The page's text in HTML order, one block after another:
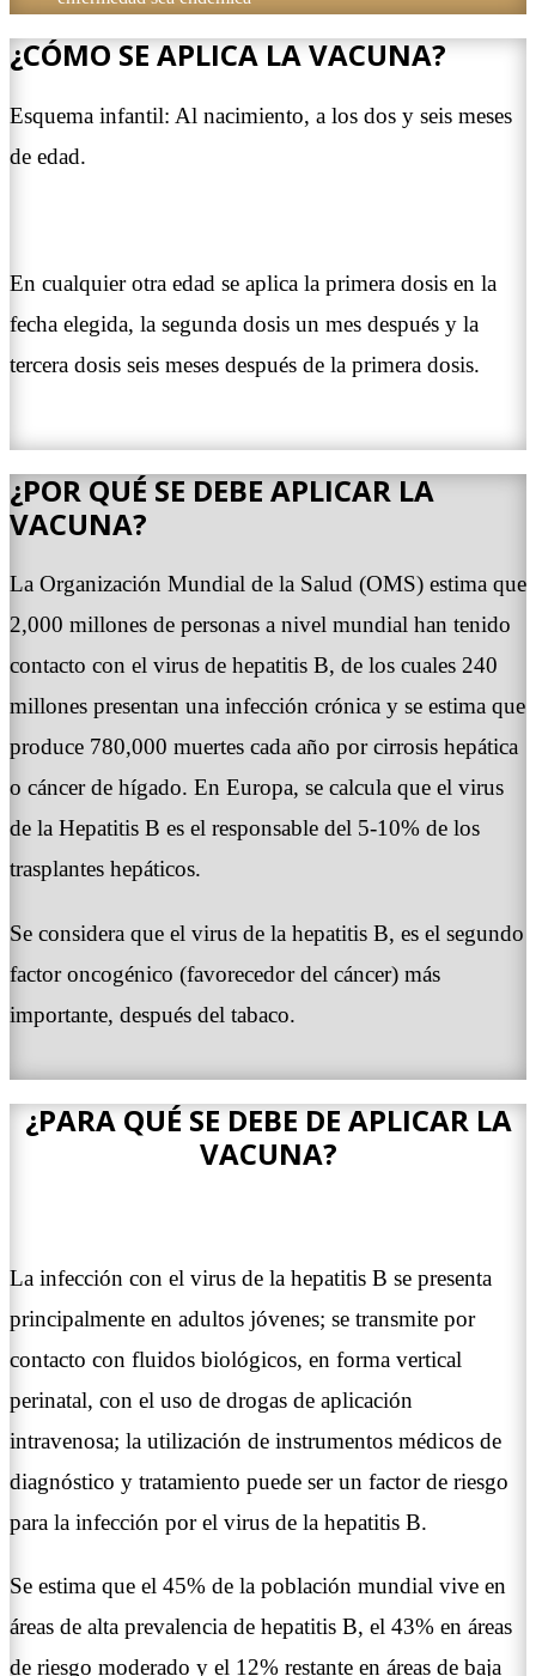
¿CÓMO SE APLICA LA VACUNA?
Esquema infantil: Al nacimiento, a los dos y seis meses
de edad.
En cualquier otra edad se aplica la primera dosis en la
fecha elegida, la segunda dosis un mes después y la
tercera dosis seis meses después de la primera dosis.
¿POR QUÉ SE DEBE APLICAR LA
VACUNA?
La Organización Mundial de la Salud (OMS) estima que
2,000 millones de personas a nivel mundial han tenido
contacto con el virus de hepatitis B, de los cuales 240
millones presentan una infección crónica y se estima que
produce 780,000 muertes cada año por cirrosis hepática
o cáncer de hígado. En Europa, se calcula que el virus
de la Hepatitis B es el responsable del 5-10% de los
trasplantes hepáticos.
Se considera que el virus de la hepatitis B, es el segundo
factor oncogénico (favorecedor del cáncer) más
importante, después del tabaco.
¿PARA QUÉ SE DEBE DE APLICAR LA
VACUNA?
La infección con el virus de la hepatitis B se presenta
principalmente en adultos jóvenes; se transmite por
contacto con fluidos biológicos, en forma vertical
perinatal, con el uso de drogas de aplicación
intravenosa; la utilización de instrumentos médicos de
diagnóstico y tratamiento puede ser un factor de riesgo
para la infección por el virus de la hepatitis B.
Se estima que el 45% de la población mundial vive en
áreas de alta prevalencia de hepatitis B, el 43% en áreas
de riesgo moderado y el 12% restante en áreas de baja